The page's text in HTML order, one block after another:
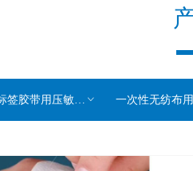
ꀁ
签胶带用压敏热熔胶 一次性无纺布